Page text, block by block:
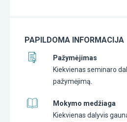
PAPILDOMA INFORMACIJA
Pažymėjimas
Kiekvienas seminaro
pažymėjimą.
Mokymo medžiaga
Kiekvienas dalyvis